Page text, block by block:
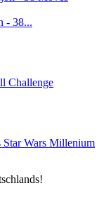
- 38...
Challenge
Star Wars Millenium